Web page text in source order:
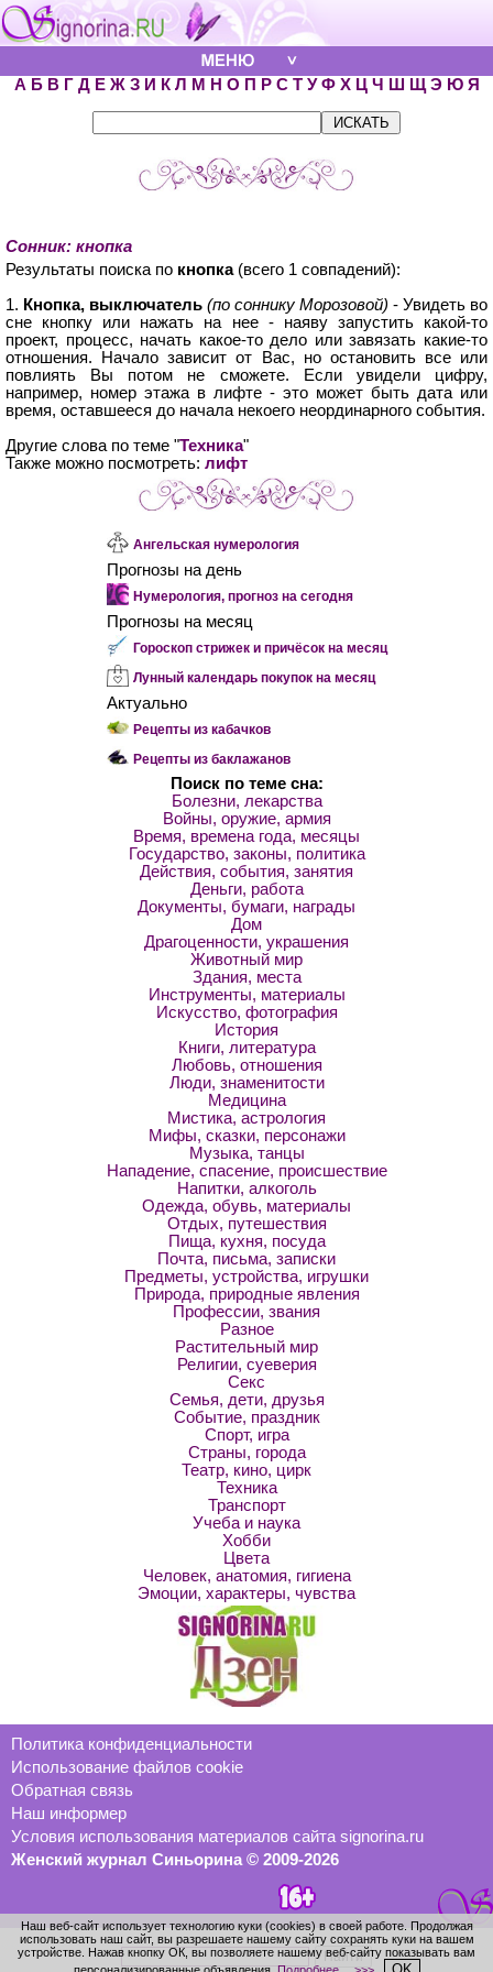
А Б В Г Д Е Ж З И К Л М Н О П Р С Т У Ф Х Ц Ч Ш Щ Э Ю Я
Сонник: кнопка
Результаты поиска по кнопка(всего 1 совпадений):
1. Кнопка, выключатель (по соннику Морозовой) - Увидеть во
сне кнопку или нажать на нее - наяву запустить какой-то
проект, процесс, начать какое-то дело или завязать какие-то
отношения. Начало зависит от Вас, но остановить все или
повлиять Вы потом не сможете. Если увидели цифру,
например, номер этажа в лифте - это может быть дата или
время, оставшееся до начала некоего неординарного события.
Другие слова по теме "Техника"
Также можно посмотреть: лифт
Ангельская нумерология
Прогнозы на день
Нумерология, прогноз на сегодня
Прогнозы на месяц
Гороскоп стрижек и причёсок на месяц
Лунный календарь покупок на месяц
Актуально
Рецепты из кабачков
Рецепты из баклажанов
Поиск по теме сна:
Болезни, лекарства
Войны, оружие, армия
Время, времена года, месяцы
Государство, законы, политика
Действия, события, занятия
Деньги, работа
Документы, бумаги, награды
Дом
Драгоценности, украшения
Животный мир
Здания, места
Инструменты, материалы
Искусство, фотография
История
Книги, литература
Любовь, отношения
Люди, знаменитости
Медицина
Мистика, астрология
Мифы, сказки, персонажи
Музыка, танцы
Нападение, спасение, происшествие
Напитки, алкоголь
Одежда, обувь, материалы
Отдых, путешествия
Пища, кухня, посуда
Почта, письма, записки
Предметы, устройства, игрушки
Природа, природные явления
Профессии, звания
Разное
Растительный мир
Религии, суеверия
Секс
Семья, дети, друзья
Событие, праздник
Спорт, игра
Страны, города
Театр, кино, цирк
Техника
Транспорт
Учеба и наука
Хобби
Цвета
Человек, анатомия, гигиена
Эмоции, характеры, чувства
Политика конфиденциальности
Использование файлов cookie
Обратная связь
Наш информер
Условия использования материалов сайта signorina.ru
Женский журнал Синьорина © 2009-2026
Наш веб-сайт использует технологию куки (cookies) в своей работе. Продолжая
использовать наш сайт, вы разрешаете нашему сайту сохранять куки на вашем
устройстве. Нажав кнопку ОК, вы позволяете нашему веб-сайту показывать вам